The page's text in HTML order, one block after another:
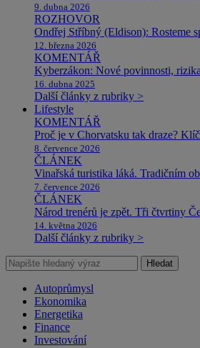
9. dubna 2026
ROZHOVOR
Ondřej Stříbný (Eldison): Rosteme
12. března 2026
KOMENTÁŘ
Kyberzákon: Nové povinnosti,
16. dubna 2025
Další články z rubriky >
Lifestyle
KOMENTÁŘ
Proč je v Chorvatsku tak draze?
8. července 2026
ČLÁNEK
Vinařská turistika láká. Tradičním
7. července 2026
ČLÁNEK
Národ trenérů je zpět. Tři čtvrtiny
14. května 2026
Další články z rubriky >
Hledat
Autoprůmysl
Ekonomika
Energetika
Finance
Investování